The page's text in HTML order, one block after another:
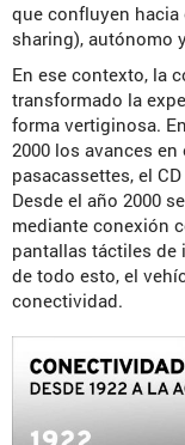
que confluyen
sharing), autónomo
En ese contexto, la
transformado la
forma vertiginosa.
2000 los avances
pasacassettes, el
Desde el año 2000
mediante conexión
pantallas táctiles de
de todo esto, el
conectividad.